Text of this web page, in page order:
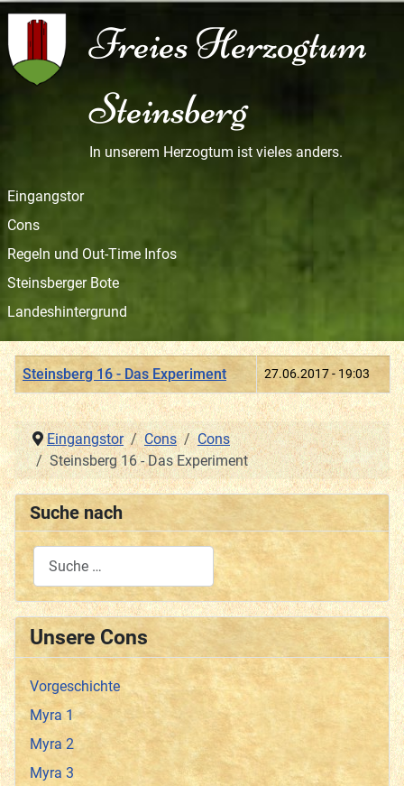
Freies Herzogtum
Steinsberg
In unserem Herzogtum ist vieles anders.
Eingangstor
Cons
Regeln und Out-Time Infos
Steinsberger Bote
Landeshintergrund
Beiträge
Titel Erstellungsdatum
Steinsberg 16 - Das Experiment 27.06.2017 - 19:03
Eingangstor Cons
Cons
Steinsberg 16 - Das Experiment
Suche nach
Type 2 or more characters for results.
Unsere Cons
Vorgeschichte
Myra 1
Myra 2
Myra 3